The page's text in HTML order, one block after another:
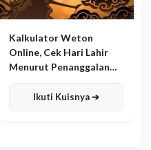
Kalkulator Weton
Online, Cek Hari Lahir
Menurut Penanggalan
Ikuti Kuisnya ➔